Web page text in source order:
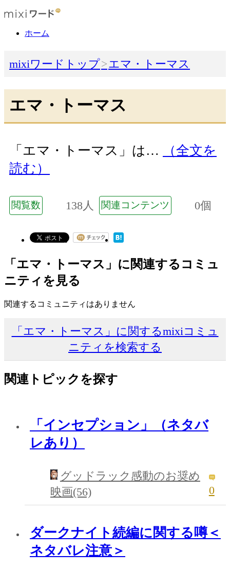
ホーム
mixiワードトップ エマ・トーマス
エマ・トーマス
「エマ・トーマス」は…
（全文を
読む）
閲覧数 138人 関連コンテンツ 0個
「エマ・トーマス」に関連するコミュ
ニティを見る
関連するコミュニティはありません
「エマ・トーマス」に関するmixiコミュ
ニティを検索する
関連トピックを探す
「インセプション」（ネタバ
レあり）
グッドラック感動のお奨め
映画(56)
0
ダークナイト続編に関する噂＜
ネタバレ注意＞